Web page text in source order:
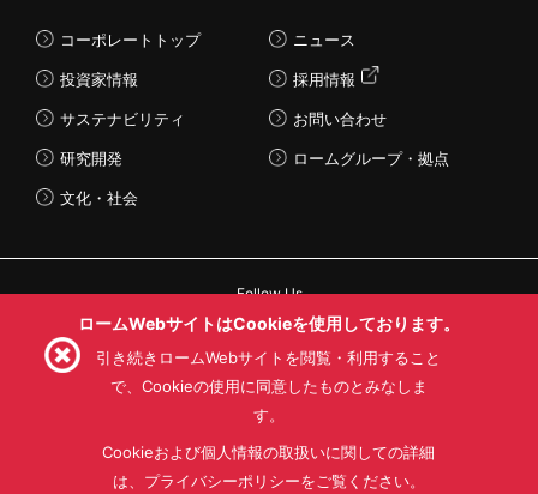
コーポレートトップ
投資家情報
サステナビリティ
研究開発
文化・社会
ニュース
採用情報
お問い合わせ
ロームグループ・拠点
Follow Us
利用目的
プライバシーポリシー
サイトマップ
ローム製品の販売に関する標準契約条件書(PDF)
ロームWebサイトはCookieを使用しております。
引き続きロームWebサイトを閲覧・利用すること
で、Cookieの使用に同意したものとみなしま
す。
Cookieおよび個人情報の取扱いに関しての詳細
は、プライバシーポリシーをご覧ください。